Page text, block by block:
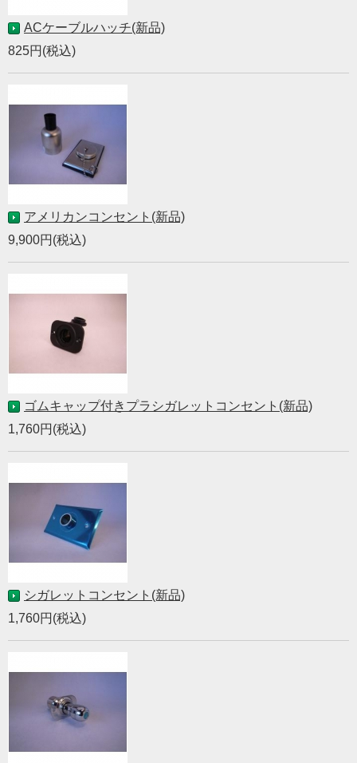
ACケーブルハッチ(新品)
825円(税込)
アメリカンコンセント(新品)
9,900円(税込)
ゴムキャップ付きプラシガレットコンセント(新品)
1,760円(税込)
シガレットコンセント(新品)
1,760円(税込)